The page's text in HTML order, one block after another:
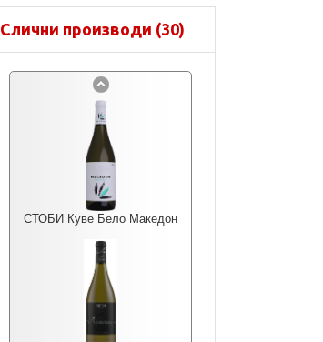
Слични производи (30)
СТОБИ Куве Бело Македон